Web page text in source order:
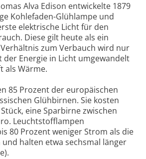
Alva Edison entwickelte 1879
Kohlefaden-Glühlampe und
elektrische Licht für den
Diese gilt heute als ein
zum Verbauch wird nur
der Energie in Licht umgewandelt
als Wärme.
85 Prozent der europäischen
Glühbirnen. Sie kosten
eine Sparbirne zwischen
Leuchtstofflampen
80 Prozent weniger Strom als die
halten etwa sechsmal länger